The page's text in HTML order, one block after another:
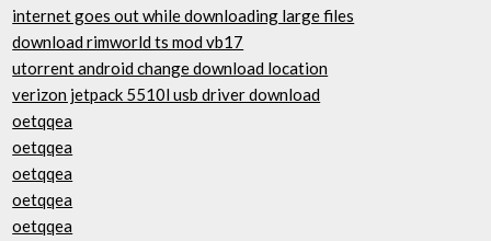
internet goes out while downloading large files
download rimworld ts mod vb17
utorrent android change download location
verizon jetpack 5510l usb driver download
oetqqea
oetqqea
oetqqea
oetqqea
oetqqea